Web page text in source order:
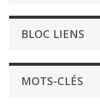
BLOC LIENS
MOTS-CLÉS